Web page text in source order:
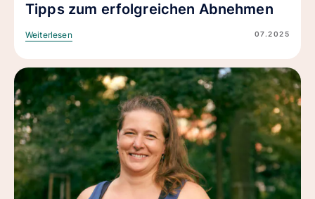
Tipps zum erfolgreichen Abnehmen
Weiterlesen 07.2025